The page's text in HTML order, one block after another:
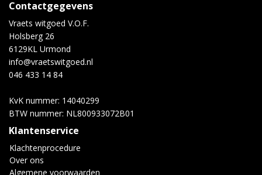
Contactgegevens
Vraets witgoed V.O.F.
Holsberg 26
6129KL Urmond
info@vraetswitgoed.nl
046 433 14 84
KvK nummer: 14040299
BTW nummer: NL800933072B01
Klantenservice
Klachtenprocedure
Over ons
Algemene voorwaarden